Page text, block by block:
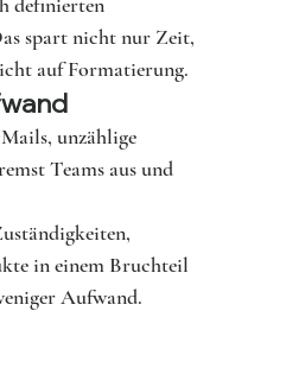
spart nicht nur Zeit,
auf Formatierung.
unzählige
Teams aus und
in einem Bruchteil
Aufwand.